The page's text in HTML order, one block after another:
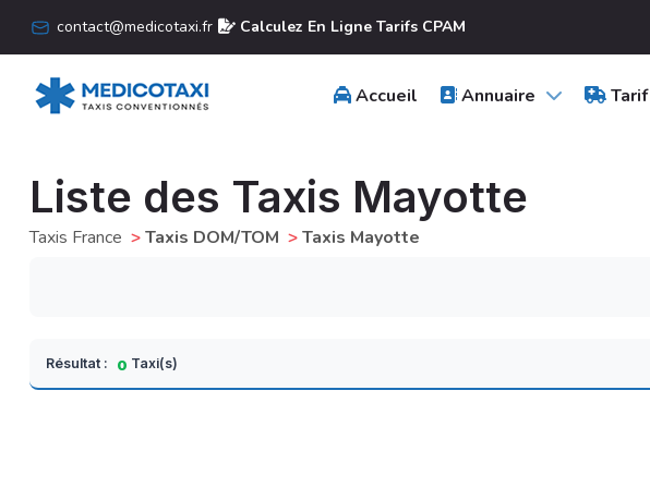
contact@medicotaxi.fr Calculez En Ligne Tarifs CPAM
Accueil Annuaire Tarif
Liste des Taxis Mayotte
Taxis France >Taxis DOM/TOM >Taxis Mayotte
Résultat : 0 Taxi(s)